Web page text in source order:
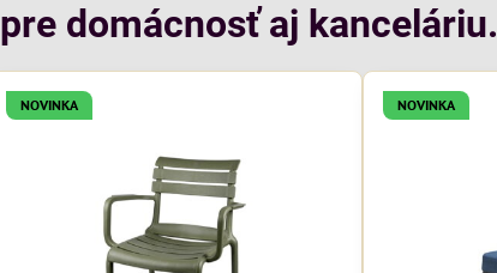
domácnosť aj kanceláriu.
NOVINKA NOVINKA